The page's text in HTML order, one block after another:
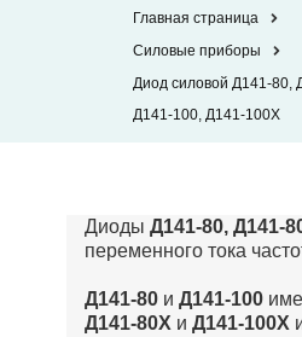
Главная страница
Силовые приборы
Диод силовой Д141-80,
Д141-100, Д141-100Х
Диоды Д141-80, Д141-
переменного тока
Д141-80 и Д141-100
Д141-80Х и Д141-100Х